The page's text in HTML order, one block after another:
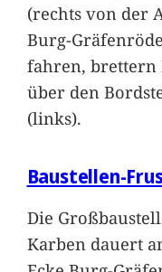
(rechts von der
Burg-
fahren, brettern
über den
(links).
Baustellen-
Die
Karben dauert